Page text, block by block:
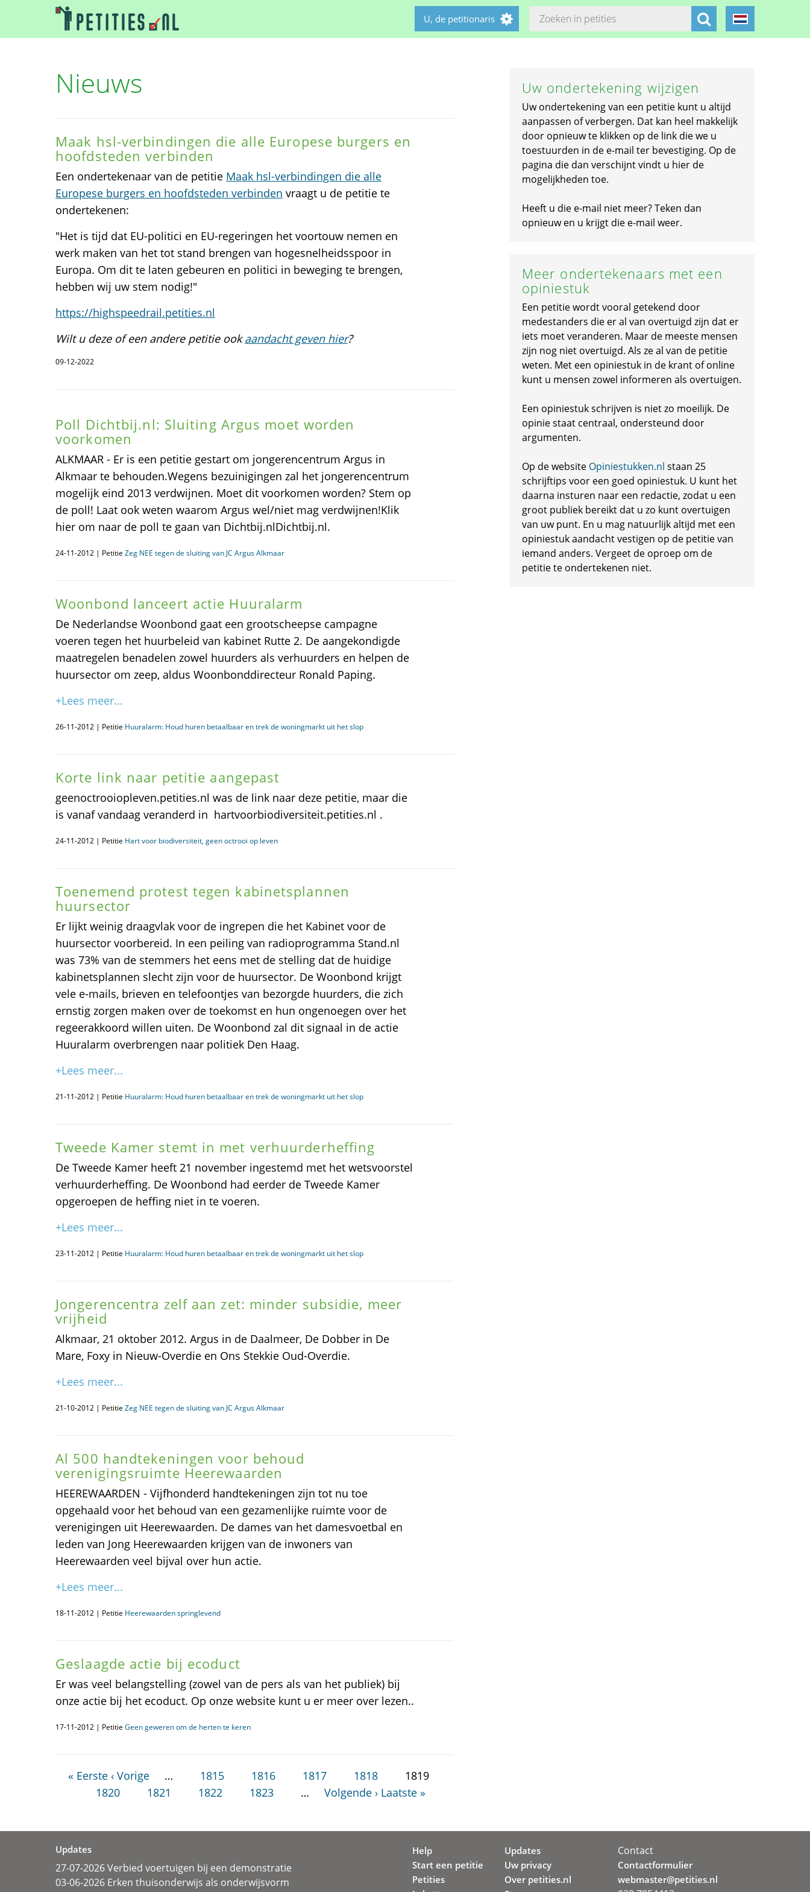
U, de petitionaris
Nieuws
Maak hsl-verbindingen die alle Europese burgers en
hoofdsteden verbinden
Een ondertekenaar van de petitie Maak hsl-verbindingen die alle
Europese burgers en hoofdsteden verbinden vraagt u de petitie te
ondertekenen:
"Het is tijd dat EU-politici en EU-regeringen het voortouw nemen en
werk maken van het tot stand brengen van hogesnelheidsspoor in
Europa. Om dit te laten gebeuren en politici in beweging te brengen,
hebben wij uw stem nodig!"
https://highspeedrail.petities.nl
Wilt u deze of een andere petitie ookaandacht geven hier?
09-12-2022
Poll Dichtbij.nl: Sluiting Argus moet worden
voorkomen
ALKMAAR - Er is een petitie gestart om jongerencentrum Argus in
Alkmaar te behouden.Wegens bezuinigingen zal het jongerencentrum
mogelijk eind 2013 verdwijnen. Moet dit voorkomen worden? Stem op
de poll! Laat ook weten waarom Argus wel/niet mag verdwijnen!Klik
hier om naar de poll te gaan van Dichtbij.nlDichtbij.nl.
24-11-2012 | Petitie Zeg NEE tegen de sluiting van JC Argus Alkmaar
Woonbond lanceert actie Huuralarm
De Nederlandse Woonbond gaat een grootscheepse campagne
voeren tegen het huurbeleid van kabinet Rutte 2. De aangekondigde
maatregelen benadelen zowel huurders als verhuurders en helpen de
huursector om zeep, aldus Woonbonddirecteur Ronald Paping.
+Lees meer...
26-11-2012 | Petitie Huuralarm: Houd huren betaalbaar en trek de woningmarkt uit het slop
Korte link naar petitie aangepast
geenoctrooiopleven.petities.nl was de link naar deze petitie, maar die
is vanaf vandaag veranderd in hartvoorbiodiversiteit.petities.nl .
24-11-2012 | Petitie Hart voor biodiversiteit, geen octrooi op leven
Toenemend protest tegen kabinetsplannen
huursector
Er lijkt weinig draagvlak voor de ingrepen die het Kabinet voor de
huursector voorbereid. In een peiling van radioprogramma Stand.nl
was 73% van de stemmers het eens met de stelling dat de huidige
kabinetsplannen slecht zijn voor de huursector. De Woonbond krijgt
vele e-mails, brieven en telefoontjes van bezorgde huurders, die zich
ernstig zorgen maken over de toekomst en hun ongenoegen over het
regeerakkoord willen uiten. De Woonbond zal dit signaal in de actie
Huuralarm overbrengen naar politiek Den Haag.
+Lees meer...
21-11-2012 | Petitie Huuralarm: Houd huren betaalbaar en trek de woningmarkt uit het slop
Tweede Kamer stemt in met verhuurderheffing
De Tweede Kamer heeft 21 november ingestemd met het wetsvoorstel
verhuurderheffing. De Woonbond had eerder de Tweede Kamer
opgeroepen de heffing niet in te voeren.
+Lees meer...
23-11-2012 | Petitie Huuralarm: Houd huren betaalbaar en trek de woningmarkt uit het slop
Jongerencentra zelf aan zet: minder subsidie, meer
vrijheid
Alkmaar, 21 oktober 2012. Argus in de Daalmeer, De Dobber in De
Mare, Foxy in Nieuw-Overdie en Ons Stekkie Oud-Overdie.
+Lees meer...
21-10-2012 | Petitie Zeg NEE tegen de sluiting van JC Argus Alkmaar
Al 500 handtekeningen voor behoud
verenigingsruimte Heerewaarden
HEEREWAARDEN - Vijfhonderd handtekeningen zijn tot nu toe
opgehaald voor het behoud van een gezamenlijke ruimte voor de
verenigingen uit Heerewaarden. De dames van het damesvoetbal en
leden van Jong Heerewaarden krijgen van de inwoners van
Heerewaarden veel bijval over hun actie.
+Lees meer...
18-11-2012 | Petitie Heerewaarden springlevend
Geslaagde actie bij ecoduct
Er was veel belangstelling (zowel van de pers als van het publiek) bij
onze actie bij het ecoduct. Op onze website kunt u er meer over lezen..
17-11-2012 | Petitie Geen geweren om de herten te keren
« Eerste ‹ Vorige … 1815 1816 1817 1818
1819
1820
1821 1822 1823 … Volgende › Laatste »
Uw ondertekening wijzigen
Uw ondertekening van een petitie kunt u altijd
aanpassen of verbergen. Dat kan heel makkelijk
door opnieuw te klikken op de link die we u
toestuurden in de e-mail ter bevestiging. Op de
pagina die dan verschijnt vindt u hier de
mogelijkheden toe.
Heeft u die e-mail niet meer? Teken dan
opnieuw en u krijgt die e-mail weer.
Meer ondertekenaars met een
opiniestuk
Een petitie wordt vooral getekend door
medestanders die er al van overtuigd zijn dat er
iets moet veranderen. Maar de meeste mensen
zijn nog niet overtuigd. Als ze al van de petitie
weten. Met een opiniestuk in de krant of online
kunt u mensen zowel informeren als overtuigen.
Een opiniestuk schrijven is niet zo moeilijk. De
opinie staat centraal, ondersteund door
argumenten.
Op de website Opiniestukken.nl staan 25
schrijftips voor een goed opiniestuk. U kunt het
daarna insturen naar een redactie, zodat u een
groot publiek bereikt dat u zo kunt overtuigen
van uw punt. En u mag natuurlijk altijd met een
opiniestuk aandacht vestigen op de petitie van
iemand anders. Vergeet de oproep om de
petitie te ondertekenen niet.
Updates
27-07-2026 Verbied voertuigen bij een demonstratie
03-06-2026 Erken thuisonderwijs als onderwijsvorm
Help
Start een petitie
Petities
Updates
Uw privacy
Over petities.nl
Contact
Contactformulier
webmaster@petities.nl